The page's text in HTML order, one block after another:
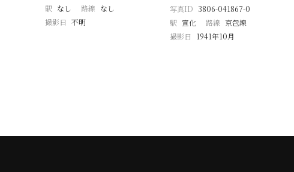
駅 なし 路線 なし
撮影日 不明
写真ID 3806-041867-0
駅 宣化 路線 京包線
撮影日
1941年10月